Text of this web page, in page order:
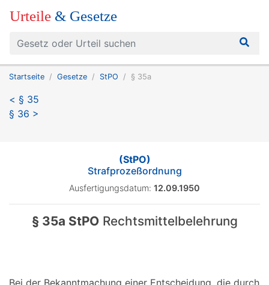
Urteile & Gesetze
Startseite Gesetze StPO § 35a
< § 35
§ 36 >
(StPO)
Strafprozeßordnung
Ausfertigungsdatum: 12.09.1950
§ 35a StPORechtsmittelbelehrung
Bei der Bekanntmachung einer Entscheidung, die durch